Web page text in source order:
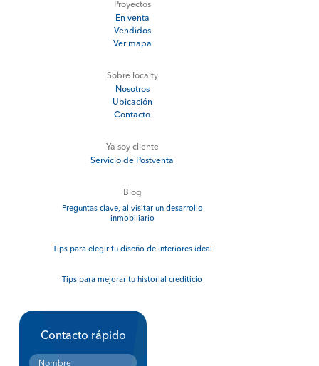
Proyectos
En venta
Vendidos
Ver mapa
Sobre localty
Nosotros
Ubicación
Contacto
Ya soy cliente
Servicio de Postventa
Blog
Preguntas clave, al visitar un desarrollo
inmobiliario
Tips para elegir tu diseño de interiores ideal
Tips para mejorar tu historial crediticio
Contacto rápido